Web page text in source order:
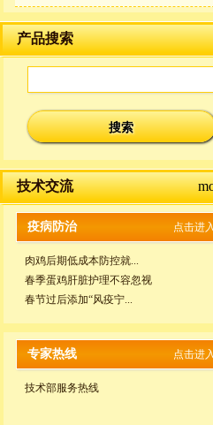
产品搜索
技术交流
点击进入
疫病防治
肉鸡后期低成本防控就...
春季蛋鸡肝脏护理不容忽视
春节过后添加“风疫宁...
点击进入
专家热线
技术部服务热线